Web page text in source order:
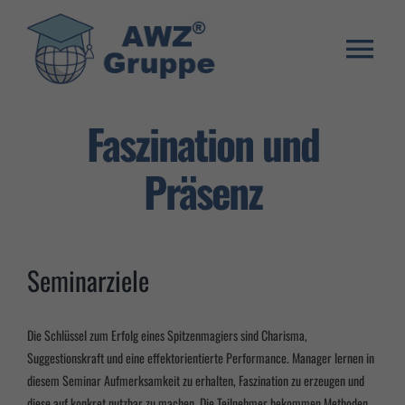
springen
Franchise System
Faszination und
Präsenz
Seminarziele
Die Schlüssel zum Erfolg eines Spitzenmagiers sind Charisma,
Suggestionskraft und eine effektorientierte Performance. Manager lernen in
diesem Seminar Aufmerksamkeit zu erhalten, Faszination zu erzeugen und